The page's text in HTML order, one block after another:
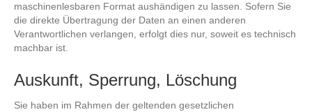
maschinenlesbaren Format aushändigen zu lassen. Sofern Sie
die direkte Übertragung der Daten an einen anderen
Verantwortlichen verlangen, erfolgt dies nur, soweit es technisch
machbar ist.
Auskunft, Sperrung, Löschung
Sie haben im Rahmen der geltenden gesetzlichen